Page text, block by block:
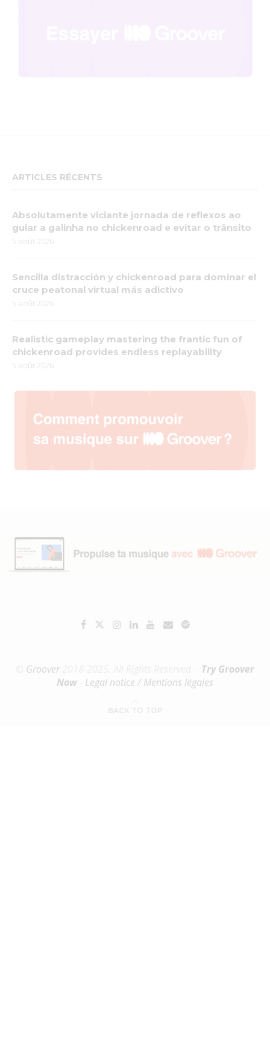
ARTICLES RÉCENTS
Absolutamente viciante jornada de reflexos ao
guiar a galinha no chickenroad e evitar o trânsito
5 août 2026
Sencilla distracción y chickenroad para dominar el
cruce peatonal virtual más adictivo
5 août 2026
Realistic gameplay mastering the frantic fun of
chickenroad provides endless replayability
5 août 2026
Groover2018-2025. All Rights Reserved. - Try Groover
Now
Legal notice / Mentions légales